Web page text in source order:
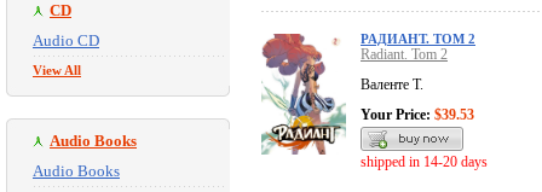
CD
Audio CD
View All
Audio Books
Audio Books
РАДИАНТ. ТОМ 2
Radiant. Tom 2
Валенте Т.
Your Price: $39.53
shipped in 14-20 days